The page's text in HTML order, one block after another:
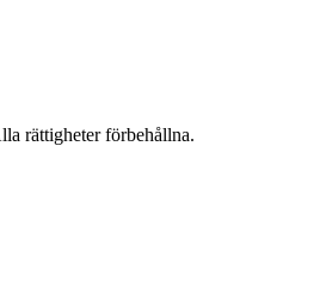
rättigheter förbehållna.